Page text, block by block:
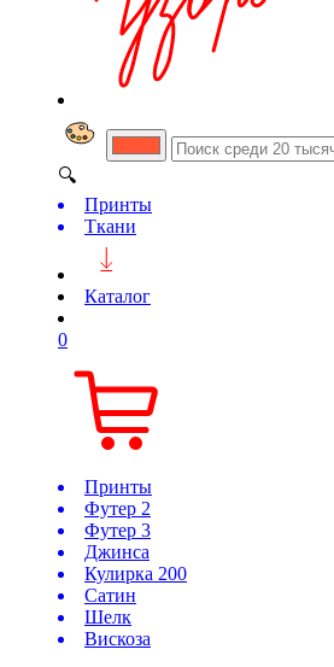
🔍
Принты
Ткани
Каталог
0
Принты
Футер 2
Футер 3
Джинса
Кулирка 200
Сатин
Шелк
Вискоза